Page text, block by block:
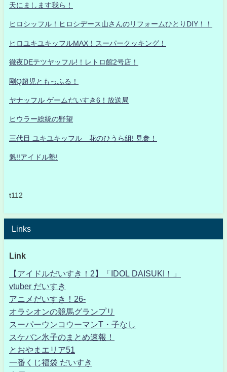
天にまします我ら！
ヒロシッフル！ヒロシデース山さんのリフォームひとりDIY！！
ヒロユキユキッフルMAX！スーパークッキング！
徹夜DEテツヤッフル!！レトロ館2号店！
剛Q超児ともっふる！
ヤナッフル ゲームだいすき6！放送局
ヒウラー総統の野望
三代目 ユキユキッフル 花のひうら組! 見参！
魁!!アイドル塾!
t112
Links
Link
【アイドルだいすき！2】「IDOL DAISUKI！」
vtuber だいすき
アニメだいすき！26-
オラシオンの競馬グランプリ
スーパーウンコウーマンT・子なし
スケバン氷子のまとめ速報！
とおやまエリア51
一番くじ福袋 だいすき